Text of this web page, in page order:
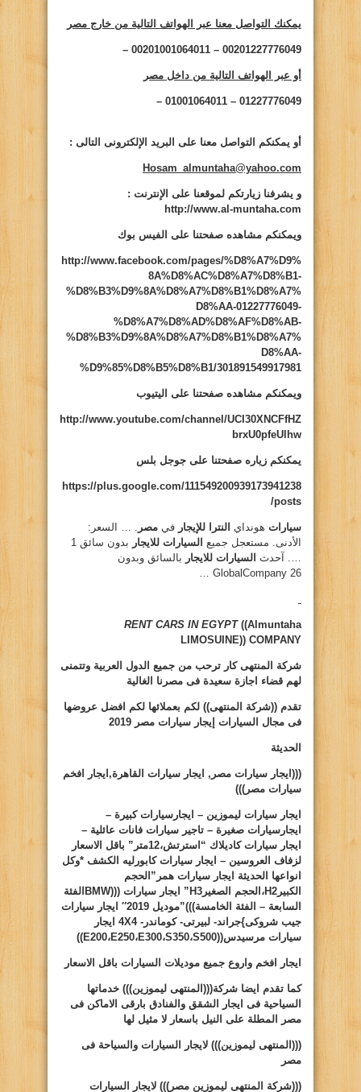
يمكنك التواصل معنا عبر الهواتف التالية من خارج مصر
00201227776049 – 00201001064011 –
أو عبر الهواتف التالية من داخل مصر
01227776049 – 01001064011 –
أو يمكنكم التواصل معنا على البريد الإلكترونى التالى :
Hosam_almuntaha@yahoo.com
و يشرفنا زيارتكم لموقعنا على الإنترنت :
http://www.al-muntaha.com
ويمكنكم مشاهده صفحتنا على الفيس بوك
http://www.facebook.com/pages/%D8%A7%D9%
8A%D8%AC%D8%A7%D8%B1-
%D8%B3%D9%8A%D8%A7%D8%B1%D8%A7%
D8%AA-01227776049-
%D8%A7%D8%AD%D8%AF%D8%AB-
%D8%B3%D9%8A%D8%A7%D8%B1%D8%A7%
D8%AA-
%D9%85%D8%B5%D8%B1/301891549917981
ويمكنكم مشاهده صفحتنا على اليتيوب
http://www.youtube.com/channel/UCI30XNCFfHZ
brxU0pfeUlhw
يمكنكم زياره صفحتنا على جوجل بلس
https://plus.google.com/111549200939173941238
/posts
سيارات هونداي النترا للإيجار في مصر . … السعر:
الأدنى. مستعجل جميع السيارات للايجار
بدون سائق 1
…. آحدث السيارات للايجار بالسائق وبدون
GlobalCompany 26 …
RENT CARS IN EGYPT ((Almuntaha
LIMOSUINE)) COMPANY
شركة المنتهى كار ترحب من جميع الدول العربية وتتمنى
لهم قضاء اجازة سعيدة فى مصرنا الغالية
تقدم ((شركة المنتهى)) لكم بعملائها لكم افضل عروضها
فى مجال السيارات إيجار سيارات مصر 2019
الحديثة
(((ايجار سيارات مصر, ايجار سيارات القاهرة,ايجار افخم
سيارات مصر)))
ايجار سيارات ليموزين – ايجارسيارات كبيرة –
ايجارسيارات صغيرة – تاجير سيارات فانات عائلية –
ايجار سيارات كاديلاك “استرتش،12متر” باقل الاسعار
لزفاف العروسين – ايجار سيارات كابورليه الكشف *وكل
انواعها الحديثة ايجار سيارات همر”الحجم
الكبير H2،الحجم الصغير H3 ” ايجار سيارات (((BMW الفئة
السابعة – الفئة الخامسة)))”موديل 2019″ ايجار سيارات
جيب شروكى}جراند- لبيرتى- كوماندر-4X4 ايجار
سيارات مرسيدس((
E200،E250،E300،S350،S500
))
ايجار افخم واروع جميع موديلات السيارات باقل الاسعار
كما تقدم ايضا شركة(((المنتهى ليموزين))) خدماتها
السياحية فى ايجار الشقق والفنادق بارقى الاماكن فى
مصر المطلة على النيل باسعار لا مثيل لها
(((المنتهى ليموزين))) لايجار السيارات والسياحة فى
مصر
(((شركة المنتهى ليموزين مصر))) لايجار السيارات